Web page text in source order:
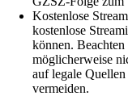
Kostenlose
kostenlose
können.
möglicherweise
auf legale
vermeiden.